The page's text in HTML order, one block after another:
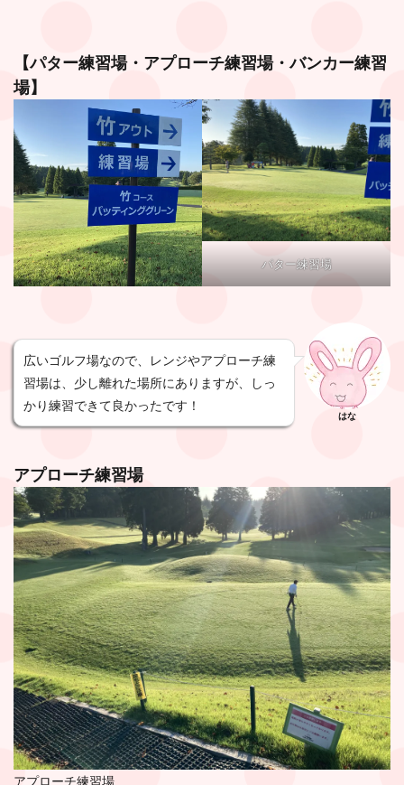
【パター練習場・アプローチ練習場・バンカー練習
場】
パター練習場
広いゴルフ場なので、レンジやアプローチ練
習場は、少し離れた場所にありますが、しっ
かり練習できて良かったです！
はな
アプローチ練習場
アプローチ練習場